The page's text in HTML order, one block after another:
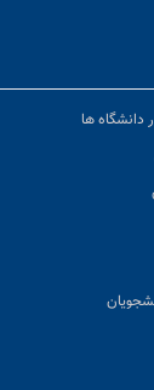
دانشگاه ها